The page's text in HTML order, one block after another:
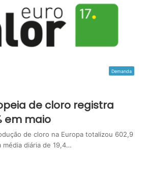
Demanda
de cloro registra
em maio
de cloro na Europa totalizou 602,9
média diária de 19,4…